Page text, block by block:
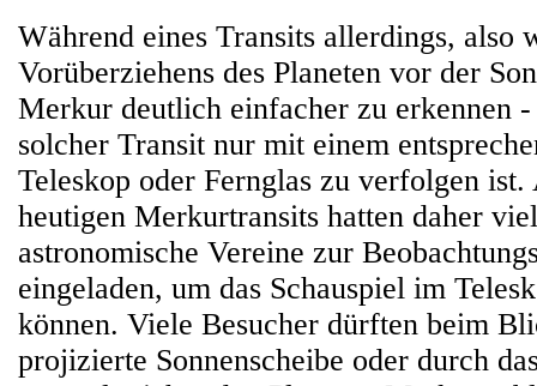
Während eines Transits allerdings, also
Vorüberziehens des Planeten vor der
Merkur deutlich einfacher zu erkennen
solcher Transit nur mit einem
Teleskop oder Fernglas zu verfolgen ist.
heutigen Merkurtransits hatten daher
astronomische Vereine zur
eingeladen, um das Schauspiel im
können. Viele Besucher dürften beim
projizierte Sonnenscheibe oder durch